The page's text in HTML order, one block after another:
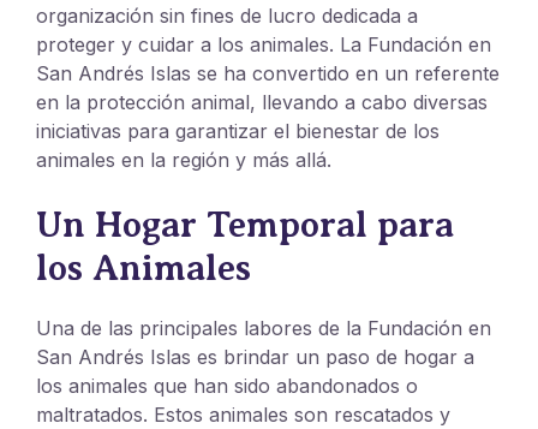
organización sin fines de lucro dedicada a
proteger y cuidar a los animales. La Fundación en
San Andrés Islas se ha convertido en un referente
en la protección animal, llevando a cabo diversas
iniciativas para garantizar el bienestar de los
animales en la región y más allá.
Un Hogar Temporal para
los Animales
Una de las principales labores de la Fundación en
San Andrés Islas es brindar un paso de hogar a
los animales que han sido abandonados o
maltratados. Estos animales son rescatados y